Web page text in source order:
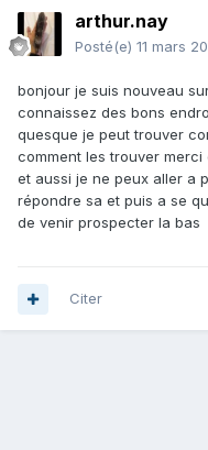
arthur.nay
Posté(e) 11 mars
bonjour je suis nouveau
connaissez des bons
quesque je peut trouver
comment les trouver
et aussi je ne peux aller a
répondre sa et puis a se
de venir prospecter la bas
Citer